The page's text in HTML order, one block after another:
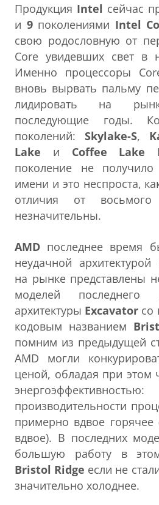
Продукция Intel сейчас
и 9поколениями Intel
свою родословную от
Core увидевших свет в
Именно процессоры
вновь вырвать пальму
лидировать на
последующие годы.
поколений: Skylake-S,
Lake и Coffee Lake
поколение не получило
имени и это неспроста,
отличия от
незначительны.
AMD последнее время
неудачной архитектурой
на рынке представлены
моделей последнего
архитектуры Excavator со
кодовым названием
помним из предыдущей
AMD могли
ценой, обладая при этом
производительности
примерно вдвое
вдвое). В последних
большую работу в
Bristol Ridge если не
значительно холоднее.